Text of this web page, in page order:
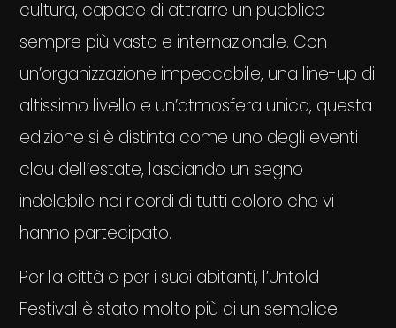
cultura, capace di attrarre un pubblico
sempre più vasto e internazionale. Con
un’organizzazione impeccabile, una line-up di
altissimo livello e un’atmosfera unica, questa
edizione si è distinta come uno degli eventi
clou dell’estate, lasciando un segno
indelebile nei ricordi di tutti coloro che vi
hanno partecipato.
Per la città e per i suoi abitanti, l’Untold
Festival è stato molto più di un semplice